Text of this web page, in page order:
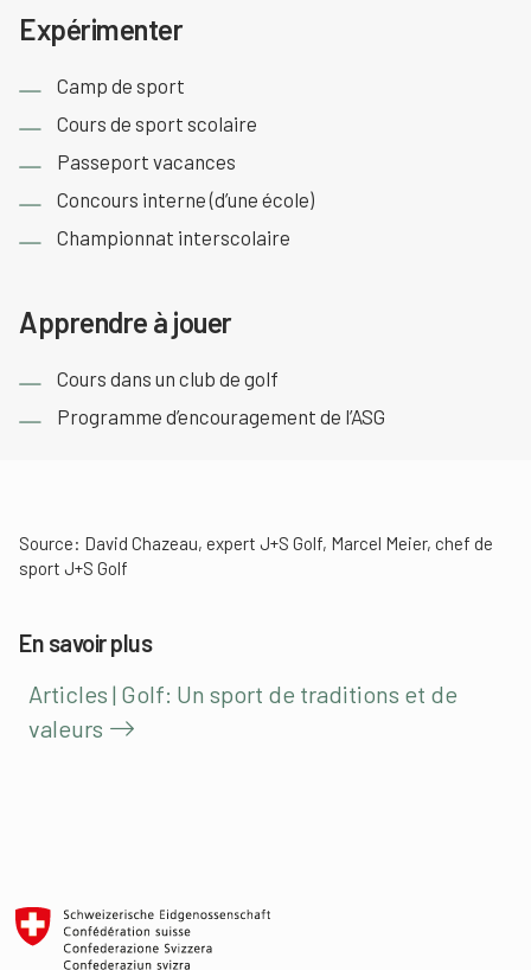
Expérimenter
Camp de sport
Cours de sport scolaire
Passeport vacances
Concours interne (d’une école)
Championnat interscolaire
Apprendre à jouer
Cours dans un club de golf
Programme d’encouragement de l’ASG
Source: David Chazeau, expert J+S Golf, Marcel Meier, chef de
sport J+S Golf
En savoir plus
Articles | Golf: Un sport de traditions et de
valeurs